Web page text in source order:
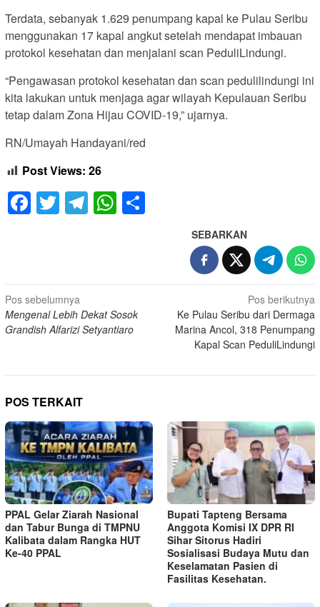
Terdata, sebanyak 1.629 penumpang kapal ke Pulau Seribu
menggunakan 17 kapal angkut setelah mendapat imbauan
protokol kesehatan dan menjalani scan PeduliLindungi.
“Pengawasan protokol kesehatan dan scan pedulilindungi ini
kita lakukan untuk menjaga agar wilayah Kepulauan Seribu
tetap dalam Zona Hijau COVID-19,” ujarnya.
RN/Umayah Handayani/red
Post Views: 26
Facebook
Twitter
Telegram
WhatsApp
SEBARKAN
Navigasi
pos
Pos sebelumnya
Mengenal Lebih Dekat Sosok
Grandish Alfarizi Setyantiaro
Pos berikutnya
Ke Pulau Seribu dari Dermaga
Marina Ancol, 318 Penumpang
Kapal Scan PeduliLindungi
POS TERKAIT
PPAL Gelar Ziarah Nasional
dan Tabur Bunga di TMPNU
Kalibata dalam Rangka HUT
Ke-40 PPAL
Bupati Tapteng Bersama
Anggota Komisi IX DPR RI
Sihar Sitorus Hadiri
Sosialisasi Budaya Mutu dan
Keselamatan Pasien di
Fasilitas Kesehatan.